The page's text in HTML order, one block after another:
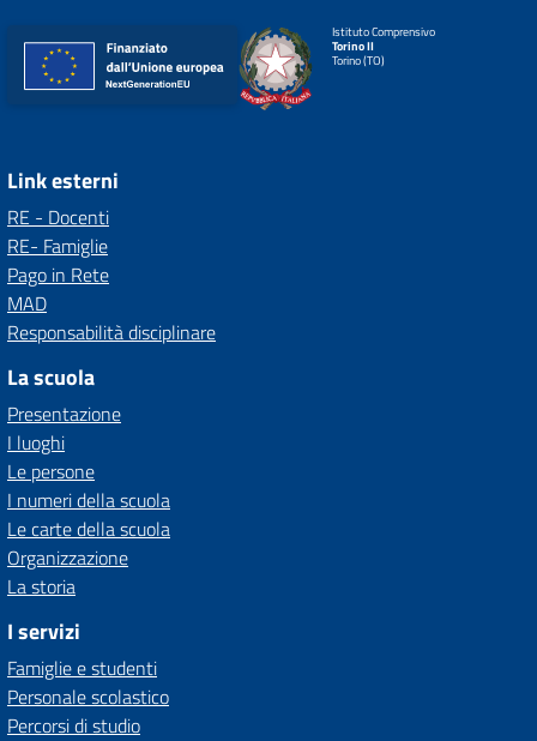
Istituto Comprensivo
Torino II
Torino (TO)
Link esterni
RE - Docenti
RE- Famiglie
Pago in Rete
MAD
Responsabilità disciplinare
La scuola
Presentazione
I luoghi
Le persone
I numeri della scuola
Le carte della scuola
Organizzazione
La storia
I servizi
Famiglie e studenti
Personale scolastico
Percorsi di studio